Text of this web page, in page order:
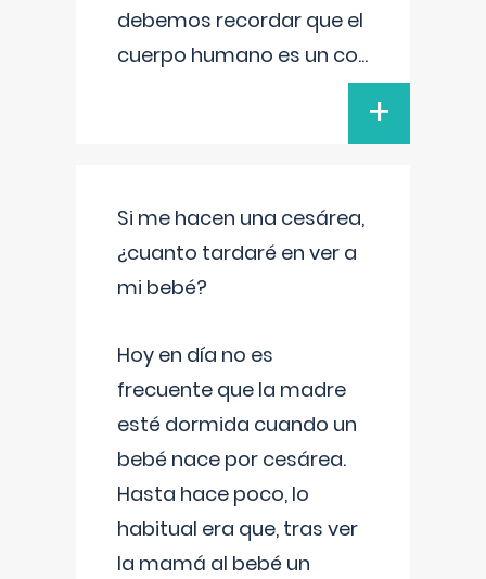
debemos recordar que el
cuerpo humano es un co...
+
Si me hacen una cesárea,
¿cuanto tardaré en ver a
mi bebé?
Hoy en día no es
frecuente que la madre
esté dormida cuando un
bebé nace por cesárea.
Hasta hace poco, lo
habitual era que, tras ver
la mamá al bebé un